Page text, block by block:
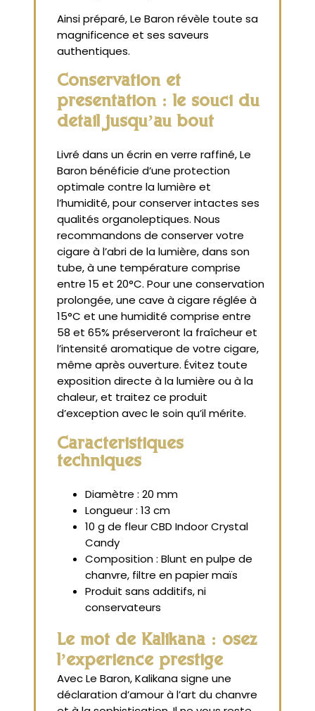
Ainsi préparé, Le Baron révèle toute sa
magnificence et ses saveurs
authentiques.
Conservation et
présentation : le souci du
détail jusqu’au bout
Livré dans un écrin en verre raffiné, Le
Baron bénéficie d’une protection
optimale contre la lumière et
l’humidité, pour conserver intactes ses
qualités organoleptiques. Nous
recommandons de conserver votre
cigare à l’abri de la lumière, dans son
tube, à une température comprise
entre 15 et 20°C. Pour une conservation
prolongée, une cave à cigare réglée à
15°C et une humidité comprise entre
58 et 65% préserveront la fraîcheur et
l’intensité aromatique de votre cigare,
même après ouverture. Évitez toute
exposition directe à la lumière ou à la
chaleur, et traitez ce produit
d’exception avec le soin qu’il mérite.
Caractéristiques
techniques
Diamètre : 20 mm
Longueur : 13 cm
10 g de fleur CBD Indoor Crystal
Candy
Composition : Blunt en pulpe de
chanvre, filtre en papier maïs
Produit sans additifs, ni
conservateurs
Le mot de Kalikana : osez
l’expérience prestige
Avec Le Baron, Kalikana signe une
déclaration d’amour à l’art du chanvre